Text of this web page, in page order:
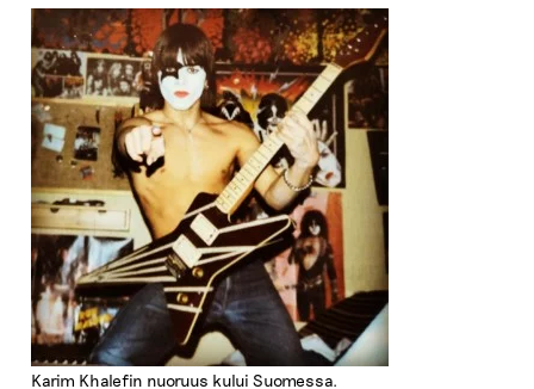
Karim Khalefin nuoruus kului Suomessa.